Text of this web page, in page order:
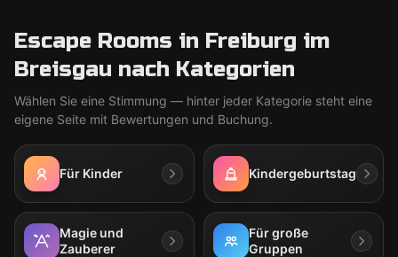
Escape Rooms in Freiburg im
Breisgau nach Kategorien
Wählen Sie eine Stimmung — hinter jeder Kategorie steht eine
eigene Seite mit Bewertungen und Buchung.
Für Kinder Kindergeburtstag
Magie und
Zauberer
Für große
Gruppen